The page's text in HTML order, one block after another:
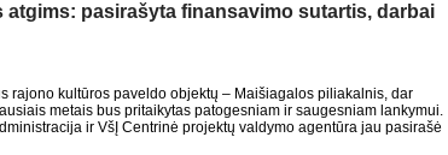
atgims: pasirašyta finansavimo sutartis, darbai
rajono kultūros paveldo objektų – Maišiagalos piliakalnis, dar
metais bus pritaikytas patogesniam ir saugesniam lankymui.
ir VšĮ Centrinė projektų valdymo agentūra jau pasirašė